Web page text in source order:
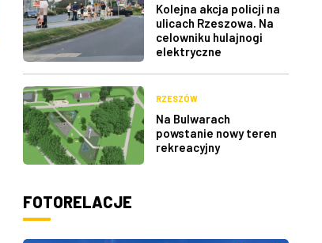
Kolejna akcja policji na
ulicach Rzeszowa. Na
celowniku hulajnogi
elektryczne
RZESZÓW
Na Bulwarach
powstanie nowy teren
rekreacyjny
FOTORELACJE